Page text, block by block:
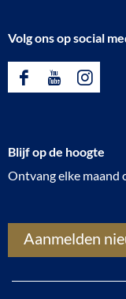
Volg ons op social
F
e
b
o
k
E
Y
T
u
E
r
I
t
a
a
m
Blijf op de hoogte
Ontvang elke maand
Aanmelden